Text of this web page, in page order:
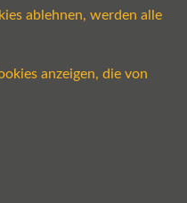
ablehnen, werden alle
anzeigen, die von